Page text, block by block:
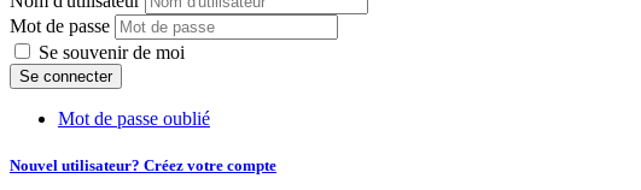
Mot de passe
Se souvenir de moi
Mot de passe oublié
Nouvel utilisateur? Créez votre compte